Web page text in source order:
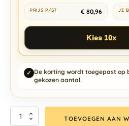
€ 80,96
Kies 10x
✓ De korting wordt toegepast op
gekozen aantal.
TOEVOEGEN AAN